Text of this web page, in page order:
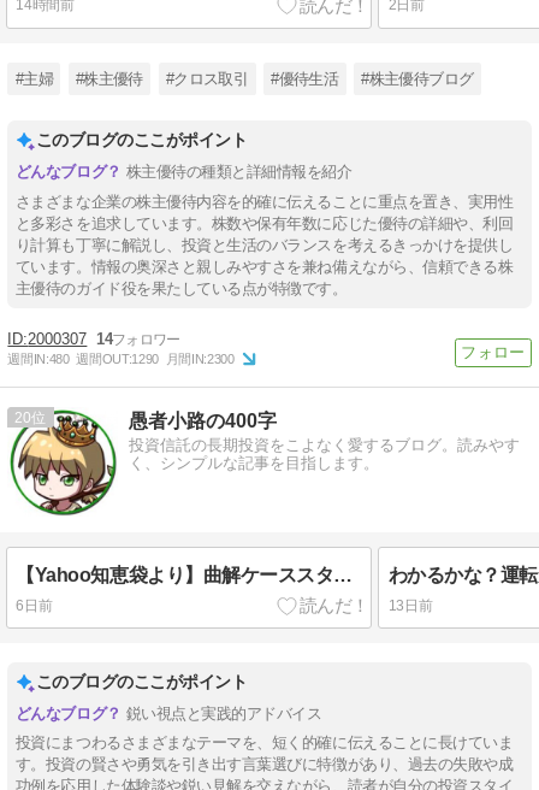
14時間前 2日前
#主婦 #株主優待 #クロス取引 #優待生活 #株主優待ブログ
このブログのここがポイント
株主優待の種類と詳細情報を紹介
さまざまな企業の株主優待内容を的確に伝えることに重点を置き、実用性
と多彩さを追求しています。株数や保有年数に応じた優待の詳細や、利回
り計算も丁寧に解説し、投資と生活のバランスを考えるきっかけを提供し
ています。情報の奥深さと親しみやすさを兼ね備えながら、信頼できる株
主優待のガイド役を果たしている点が特徴です。
2000307 14
週間IN:480 週間OUT:1290 月間IN:2300
20 愚者小路の400字
投資信託の長期投資をこよなく愛するブログ。読みやす
く、シンプルな記事を目指します。
【Yahoo知恵袋より】曲解ケーススタディ。20代の6割が投資をするようになる未来が！？を400字で。
6日前 13日前
このブログのここがポイント
鋭い視点と実践的アドバイス
投資にまつわるさまざまなテーマを、短く的確に伝えることに長けていま
す。投資の賢さや勇気を引き出す言葉選びに特徴があり、過去の失敗や成
功例を応用した体験談や鋭い見解を交えながら、読者が自分の投資スタイ